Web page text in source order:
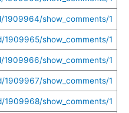
show_comments/1
show_comments/1
show_comments/1
show_comments/1
show_comments/1